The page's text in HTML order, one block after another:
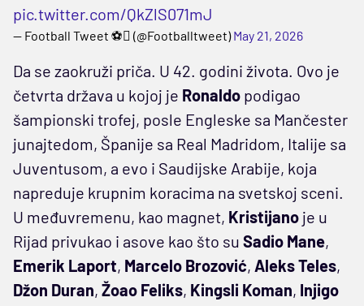
pic.twitter.com/QkZlS071mJ
— Football Tweet ⚽ (@Footballtweet)May 21, 2026
Da se zaokruži priča. U 42. godini života. Ovo je
četvrta država u kojoj je Ronaldo podigao
šampionski trofej, posle Engleske sa Mančester
junajtedom, Španije sa Real Madridom, Italije sa
Juventusom, a evo i Saudijske Arabije, koja
napreduje krupnim koracima na svetskoj sceni.
U međuvremenu, kao magnet, Kristijano je u
Rijad privukao i asove kao što su Sadio Mane,
Emerik Laport, Marcelo Brozović, AleksTeles,
Džon Duran, Žoao Feliks, Kingsli Koman, Injigo